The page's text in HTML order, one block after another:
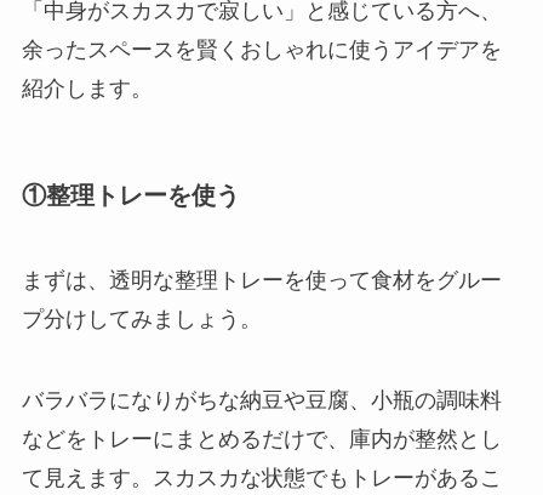
「中身がスカスカで寂しい」と感じている方へ、
余ったスペースを賢くおしゃれに使うアイデアを
紹介します。
①整理トレーを使う
まずは、透明な整理トレーを使って食材をグルー
プ分けしてみましょう。
バラバラになりがちな納豆や豆腐、小瓶の調味料
などをトレーにまとめるだけで、庫内が整然とし
て見えます。スカスカな状態でもトレーがあるこ